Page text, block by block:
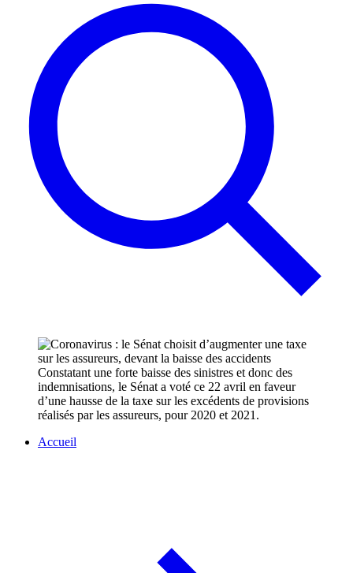
Constatant une forte baisse des sinistres et donc des
indemnisations, le Sénat a voté ce 22 avril en faveur
d’une hausse de la taxe sur les excédents de provisions
réalisés par les assureurs, pour 2020 et 2021.
Accueil